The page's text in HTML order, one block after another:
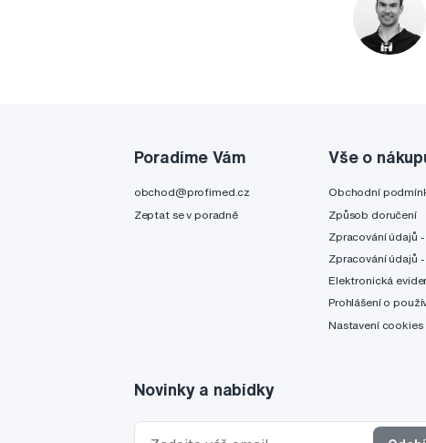
Poradíme Vám
obchod@profimed.cz
Zeptat se v poradně
Vše o
Obchodní
Způsob doručení
Zpracování údajů
Zpracování údajů
Elektronická
Prohlášení o
Nastavení cookies
Novinky a nabídky